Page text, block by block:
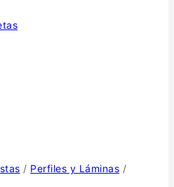
/ Perfiles y Láminas /